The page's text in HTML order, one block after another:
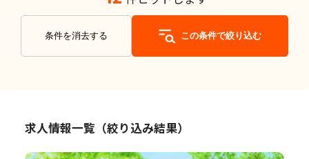
条件を消去する この条件で絞り込む
求人情報一覧（絞り込み結果）